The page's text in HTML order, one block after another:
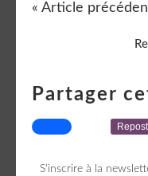
« Article
Partager
Repost
S'inscrire à la